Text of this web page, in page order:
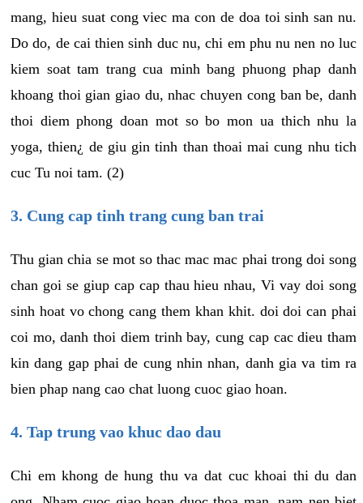
mang, hieu suat cong viec ma con de doa toi sinh san nu.
Do do, de cai thien sinh duc nu, chi em phu nu nen no luc
kiem soat tam trang cua minh bang phuong phap danh
khoang thoi gian giao du, nhac chuyen cong ban be, danh
thoi diem phong doan mot so bo mon ua thich nhu la
yoga, thien¿ de giu gin tinh than thoai mai cung nhu tich
cuc Tu noi tam. (2)
3. Cung cap tinh trang cung ban trai
Thu gian chia se mot so thac mac mac phai trong doi song
chan goi se giup cap cap thau hieu nhau, Vi vay doi song
sinh hoat vo chong cang them khan khit. doi doi can phai
coi mo, danh thoi diem trinh bay, cung cap cac dieu tham
kin dang gap phai de cung nhin nhan, danh gia va tim ra
bien phap nang cao chat luong cuoc giao hoan.
4. Tap trung vao khuc dao dau
Chi em khong de hung thu va dat cuc khoai thi du dan